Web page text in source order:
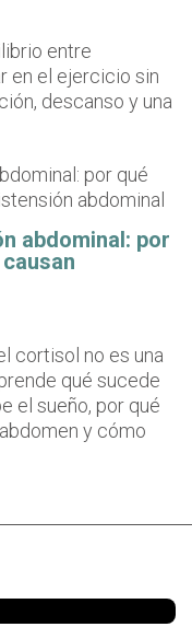
entre
en el ejercicio sin
descanso y una
abdominal: por
cortisol no es una
qué sucede
el sueño, por qué
y cómo